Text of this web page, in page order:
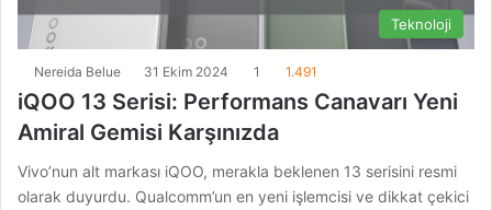
Teknoloji
Nereida Belue 31 Ekim 2024 1 1.491
iQOO 13 Serisi: Performans Canavarı Yeni
Amiral Gemisi Karşınızda
Vivo’nun alt markası iQOO, merakla beklenen 13 serisini resmi
olarak duyurdu. Qualcomm’un en yeni işlemcisi ve dikkat çekici